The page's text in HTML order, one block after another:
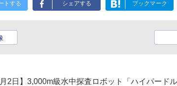
トする シェアする ブックマーク
月2日】3,000m級水中探査ロボット「ハイパード